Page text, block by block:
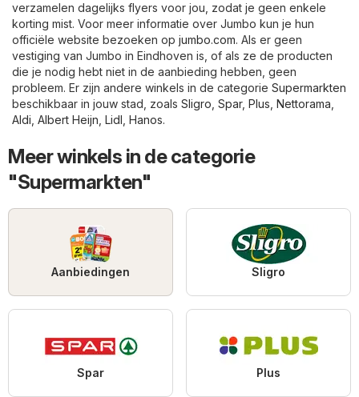
verzamelen dagelijks flyers voor jou, zodat je geen enkele
korting mist. Voor meer informatie over Jumbo kun je hun
officiële website bezoeken op jumbo.com. Als er geen
vestiging van Jumbo in Eindhoven is, of als ze de producten
die je nodig hebt niet in de aanbieding hebben, geen
probleem. Er zijn andere winkels in de categorie Supermarkten
beschikbaar in jouw stad, zoals Sligro Spar, Plus Nettorama
Aldi Albert Heijn Lidl Hanos.
Meer winkels in de categorie
"Supermarkten"
Aanbiedingen Sligro
Spar Plus